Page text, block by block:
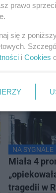
NA SYGNALE
Miała 4
tragedii w
prawo
się z
i Cookies